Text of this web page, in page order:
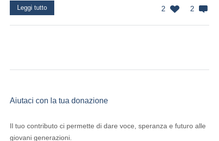
2 2
Leggi tutto
Aiutaci con la tua donazione
Il tuo contributo ci permette di dare voce, speranza e futuro alle
giovani generazioni.